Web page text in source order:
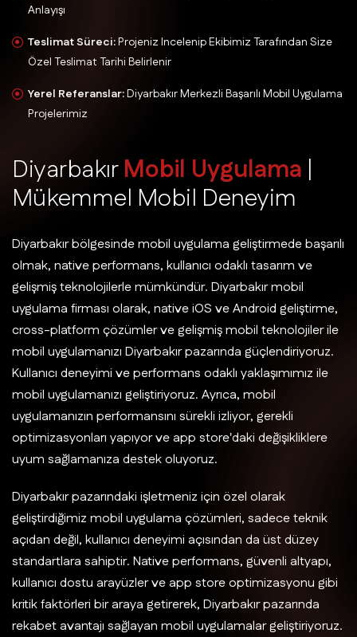
Anlayışı
Teslimat Süreci:Projeniz Incelenip Ekibimiz Tarafından Size
Özel Teslimat Tarihi Belirlenir
Yerel Referanslar:Diyarbakır Merkezli Başarılı Mobil Uygulama
Projelerimiz
DiyarbakırMobil Uygulama |
Mükemmel Mobil Deneyim
Diyarbakır bölgesinde mobil uygulama geliştirmede başarılı
olmak, native performans, kullanıcı odaklı tasarım ve
gelişmiş teknolojilerle mümkündür. Diyarbakır mobil
uygulama firması olarak, native iOS ve Android geliştirme,
cross-platform çözümler ve gelişmiş mobil teknolojiler ile
mobil uygulamanızı Diyarbakır pazarında güçlendiriyoruz.
Kullanıcı deneyimi ve performans odaklı yaklaşımımız ile
mobil uygulamanızı geliştiriyoruz. Ayrıca, mobil
uygulamanızın performansını sürekli izliyor, gerekli
optimizasyonları yapıyor ve app store'daki değişikliklere
uyum sağlamanıza destek oluyoruz.
Diyarbakır pazarındaki işletmeniz için özel olarak
geliştirdiğimiz mobil uygulama çözümleri, sadece teknik
açıdan değil, kullanıcı deneyimi açısından da üst düzey
standartlara sahiptir. Native performans, güvenli altyapı,
kullanıcı dostu arayüzler ve app store optimizasyonu gibi
kritik faktörleri bir araya getirerek, Diyarbakır pazarında
rekabet avantajı sağlayan mobil uygulamalar geliştiriyoruz.